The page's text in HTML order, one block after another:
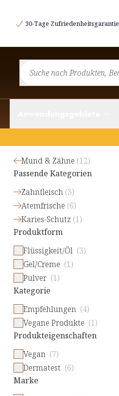
30-Tage Zufriedenheitsgarantie
Mund & Zähne (12)
Passende Kategorien
Zahnfleisch (3)
Atemfrische (6)
Karies-Schutz (1)
Produktform
Flüssigkeit/Öl (3)
Gel/Creme (1)
Pulver (1)
Kategorie
Empfehlungen (4)
Vegane Produkte (1)
Produkteigenschaften
Vegan (7)
Dermatest (6)
Marke